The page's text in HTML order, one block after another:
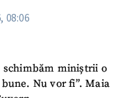
08:06
schimbăm miniștrii o
Nu vor fi”. Maia